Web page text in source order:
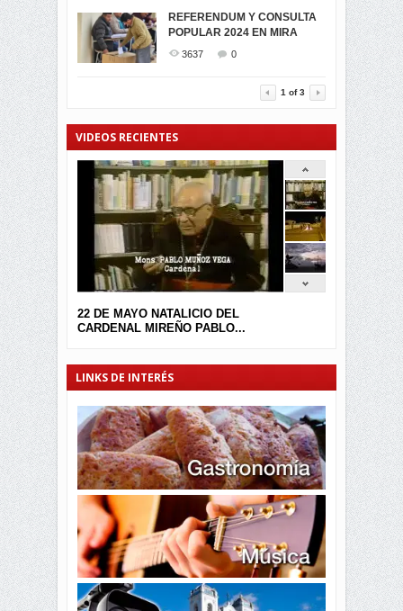
REFERENDUM Y CONSULTA
POPULAR 2024 EN MIRA
3637 0
TRIUNFO DE...
MIRA.EC FUE
GALARDONADA
1 of3
VIDEOS RECIENTES
22 DE MAYO NATALICIO DEL
CARDENAL MIREÑO PABLO...
LINKS DE INTERÉS